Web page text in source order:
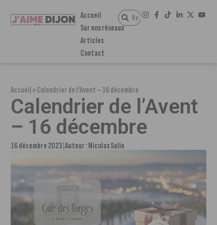
Accueil
Sur nos réseaux
Articles
Contact
Accueil»Calendrier de l’Avent – 16 décembre
Calendrier de l’Avent
– 16 décembre
16 décembre 2023 Auteur :Nicolas Salin